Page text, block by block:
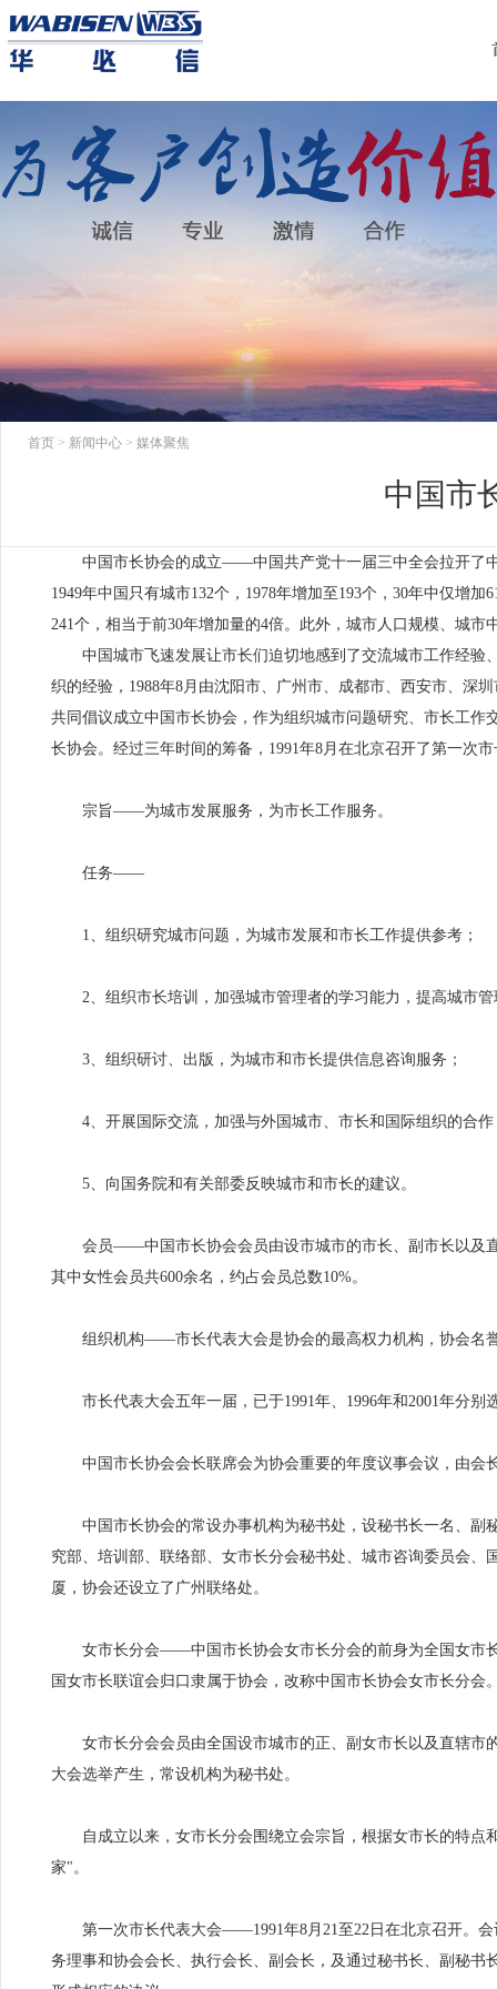
首页 > 新闻中心 > 媒体聚焦
中国市
中国市长协会的成立——中国共产党十一届三中全会拉开了中
1949年中国只有城市132个，1978年增加至193个，30年中仅增
241个，相当于前30年增加量的4倍。此外，城市人口规模、城
中国城市飞速发展让市长们迫切地感到了交流城市工作经验
织的经验，1988年8月由沈阳市、广州市、成都市、西安市、深
共同倡议成立中国市长协会，作为组织城市问题研究、市长工
长协会。经过三年时间的筹备，1991年8月在北京召开了第一次
宗旨——为城市发展服务，为市长工作服务。
任务——
1、组织研究城市问题，为城市发展和市长工作提供参考；
2、组织市长培训，加强城市管理者的学习能力，提高城市管
3、组织研讨、出版，为城市和市长提供信息咨询服务；
4、开展国际交流，加强与外国城市、市长和国际组织的合作
5、向国务院和有关部委反映城市和市长的建议。
会员——中国市长协会会员由设市城市的市长、副市长以及直
其中女性会员共600余名，约占会员总数10%。
组织机构——市长代表大会是协会的最高权力机构，协会名誉
市长代表大会五年一届，已于1991年、1996年和2001年分别
中国市长协会会长联席会为协会重要的年度议事会议，由会
中国市长协会的常设办事机构为秘书处，设秘书长一名、副
究部、培训部、联络部、女市长分会秘书处、城市咨询委员会
厦，协会还设立了广州联络处。
女市长分会——中国市长协会女市长分会的前身为全国女市长
国女市长联谊会归口隶属于协会，改称中国市长协会女市长分会
女市长分会会员由全国设市城市的正、副女市长以及直辖市
大会选举产生，常设机构为秘书处。
自成立以来，女市长分会围绕立会宗旨，根据女市长的特点
家"。
第一次市长代表大会——1991年8月21至22日在北京召开。会
务理事和协会会长、执行会长、副会长，及通过秘书长、副秘